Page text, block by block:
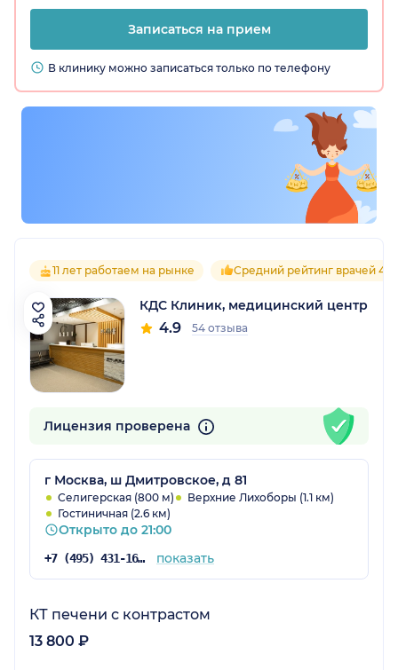
Записаться на прием
В клинику можно записаться только по телефону
11 лет работаем на рынке Средний рейтинг врачей 4.9
КДС Клиник, медицинский центр
4.9 54 отзыва
Лицензия проверена
г Москва, ш Дмитровское, д 81
Селигерская (800 м)
Верхние Лихоборы (1.1 км)
Гостиничная (2.6 км)
Открыто до 21:00
+7 (495) 431-16-92 показать
КТ печени с контрастом
13 800 ₽